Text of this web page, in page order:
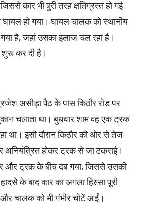
कार भी बुरी तरह क्षतिग्रस्त हो गई
हो गया। घायल चालक को स्थानीय
गया है, जहां उसका इलाज चल रहा है।
कर दी है।
असौड़ा पैठ के पास किठौर रोड पर
चलाता था। बुधवार शाम वह एक ट्रक
था। इसी दौरान किठौर की ओर से तेज
अनियंत्रित होकर ट्रक से जा टकराई।
और ट्रक के बीच दब गया, जिससे उसकी
के बाद कार का अगला हिस्सा पूरी
और चालक को भी गंभीर चोटें आईं।